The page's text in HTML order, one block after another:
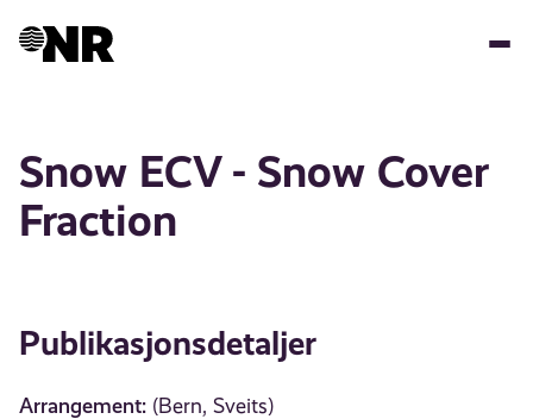
Snow ECV - Snow Cover
Fraction
Publikasjonsdetaljer
Arrangement: (Bern, Sveits)